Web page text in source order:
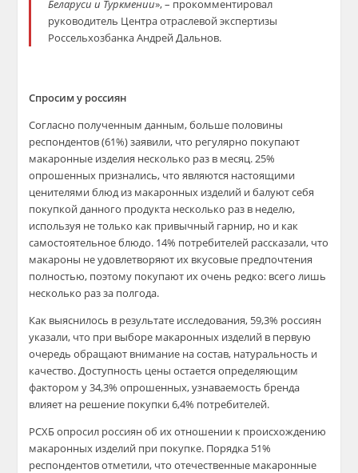
Беларуси и Туркмении», – прокомментировал
руководитель Центра отраслевой экспертизы
Россельхозбанка Андрей Дальнов.
Спросим у россиян
Согласно полученным данным, больше половины
респондентов (61%) заявили, что регулярно покупают
макаронные изделия несколько раз в месяц. 25%
опрошенных признались, что являются настоящими
ценителями блюд из макаронных изделий и балуют себя
покупкой данного продукта несколько раз в неделю,
используя не только как привычный гарнир, но и как
самостоятельное блюдо. 14% потребителей рассказали, что
макароны не удовлетворяют их вкусовые предпочтения
полностью, поэтому покупают их очень редко: всего лишь
несколько раз за полгода.
Как выяснилось в результате исследования, 59,3% россиян
указали, что при выборе макаронных изделий в первую
очередь обращают внимание на состав, натуральность и
качество. Доступность цены остается определяющим
фактором у 34,3% опрошенных, узнаваемость бренда
влияет на решение покупки 6,4% потребителей.
РСХБ опросил россиян об их отношении к происхождению
макаронных изделий при покупке. Порядка 51%
респондентов отметили, что отечественные макаронные